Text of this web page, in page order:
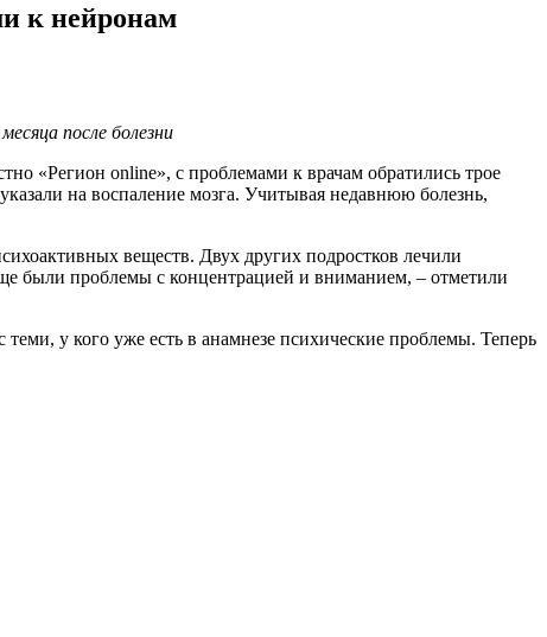
к нейронам
после болезни
«Регион online», с проблемами к врачам обратились трое
на воспаление мозга. Учитывая недавнюю болезнь,
веществ. Двух других подростков лечили
были проблемы с концентрацией и вниманием, – отметили
у кого уже есть в анамнезе психические проблемы. Теперь